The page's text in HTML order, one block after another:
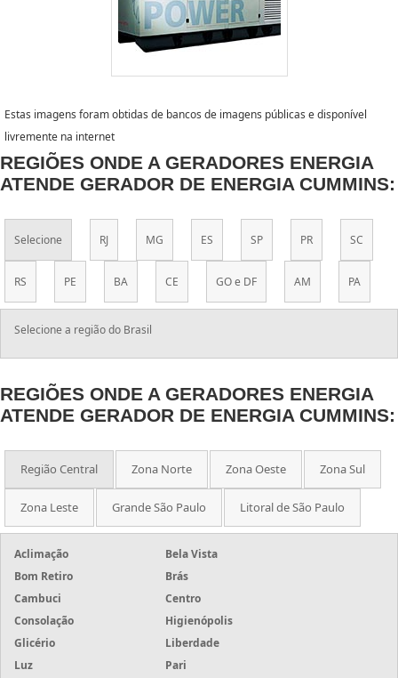
Estas imagens foram obtidas de bancos de imagens públicas e disponível
livremente na internet
REGIÕES ONDE A GERADORES ENERGIA
ATENDE GERADOR DE ENERGIA CUMMINS:
Selecione RJ MG ES SP PR SC
RS PE BA CE GO e DF AM PA
Selecione a região do Brasil
REGIÕES ONDE A GERADORES ENERGIA
ATENDE GERADOR DE ENERGIA CUMMINS:
Região Central Zona Norte Zona Oeste Zona Sul
Zona Leste Grande São Paulo Litoral de São Paulo
Aclimação
Bela Vista
Bom Retiro
Brás
Cambuci
Centro
Consolação
Higienópolis
Glicério
Liberdade
Luz
Pari